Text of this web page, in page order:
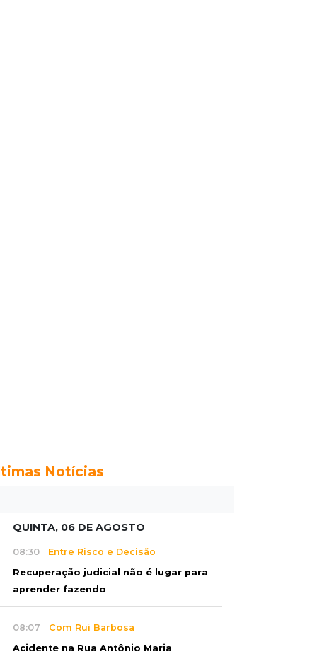
Notícias
QUINTA, 06 DE AGOSTO
08:30 Entre Risco e Decisão
Recuperação judicial não é lugar para
aprender fazendo
08:07 Com Rui Barbosa
Acidente na Rua Antônio Maria